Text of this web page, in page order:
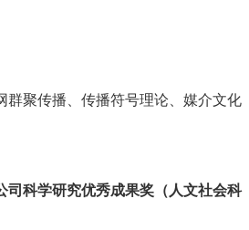
群聚传播、传播符号理论、媒介文化
司科学研究优秀成果奖（人文社会科